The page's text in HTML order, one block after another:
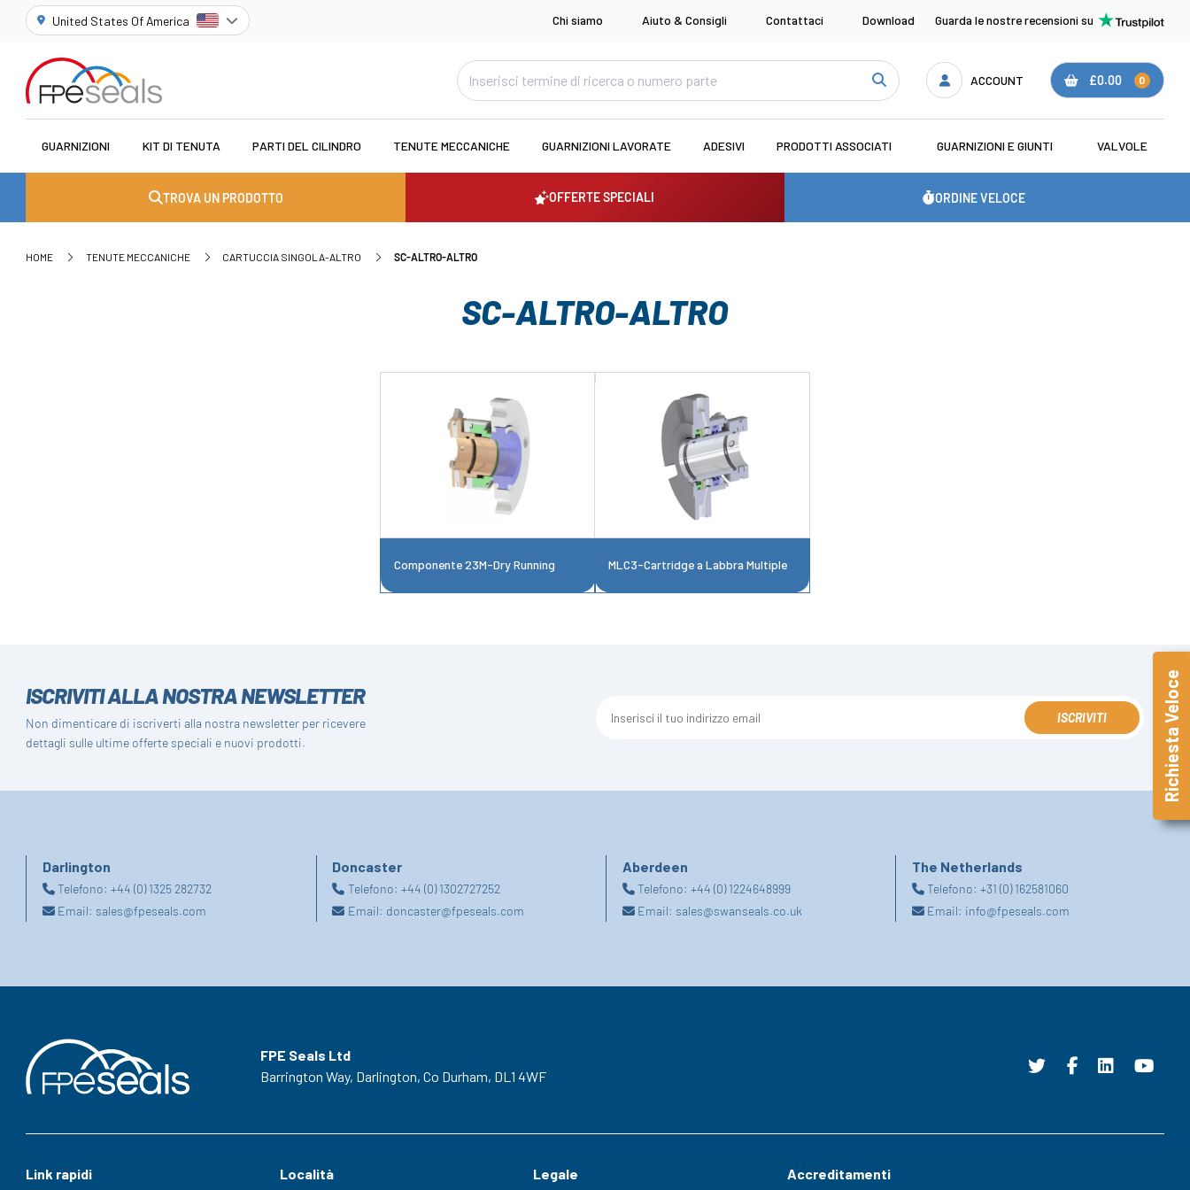
United States Of America Chi siamo Aiuto & Consigli Contattaci Download Guarda le nostre recensioni su
ACCOUNT £0.00 0
GUARNIZIONI KIT DI TENUTA PARTI DEL CILINDRO TENUTE MECCANICHE GUARNIZIONI LAVORATE ADESIVI PRODOTTI ASSOCIATI GUARNIZIONI E GIUNTI VALVOLE
TROVA UN PRODOTTO OFFERTE SPECIALI ORDINE VELOCE
HOME TENUTE MECCANICHE CARTUCCIA SINGOLA-ALTRO SC-ALTRO-ALTRO
SC-ALTRO-ALTRO
Componente 23M-Dry Running MLC3-Cartridge a Labbra Multiple
ISCRIVITI ALLA NOSTRA NEWSLETTER
Non dimenticare di iscriverti alla nostra newsletter per ricevere
dettagli sulle ultime offerte speciali e nuovi prodotti.
ISCRIVITI
Darlington
Telefono:+44 (0) 1325 282732
Email: sales@fpeseals.com
Doncaster
Telefono: +44 (0) 1302727252
Email: doncaster@fpeseals.com
Aberdeen
Telefono: +44 (0) 1224648999
Email: sales@swanseals.co.uk
The Netherlands
Telefono:+31 (0) 162581060
Email: info@fpeseals.com
FPE Seals Ltd
Barrington Way, Darlington, Co Durham, DL1 4WF
Link rapidi Località Legale Accreditamenti
Richiesta Veloce